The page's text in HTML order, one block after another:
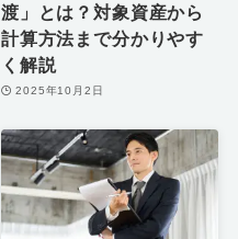
渡」とは？対象資産から
計算方法まで分かりやす
く解説
2025年10月2日